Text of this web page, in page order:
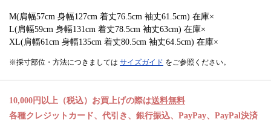
M(肩幅57cm 身幅127cm 着丈76.5cm 袖丈61.5cm) 在庫×
L(肩幅59cm 身幅131cm 着丈78.5cm 袖丈63cm) 在庫×
XL(肩幅61cm 身幅135cm 着丈80.5cm 袖丈64.5cm) 在庫×
※採寸部位・方法につきましては サイズガイド をご参照ください。
10,000円以上（税込）お買上げの際は送料無料
各種クレジットカード、代引き、銀行振込、PayPay、PayPal決済